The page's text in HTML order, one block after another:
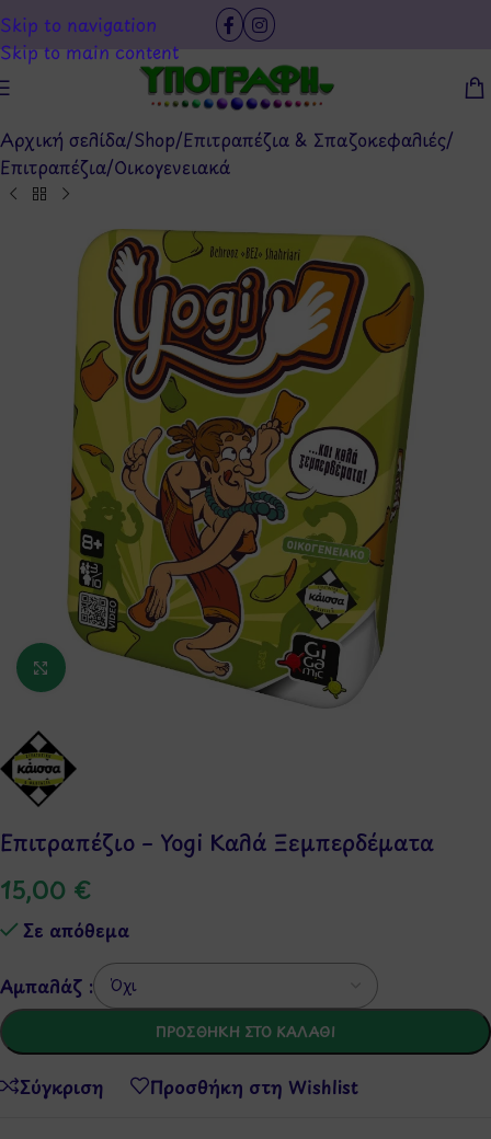
Skip to navigation
Skip to main content
Αρχική σελίδα/Shop/Επιτραπέζια & Σπαζοκεφαλιές/
Επιτραπέζια/Οικογενειακά
Κάντε κλικ για μεγέθυνση
Επιτραπέζιο – Yogi Καλά Ξεμπερδέματα
15,00 €
Σε απόθεμα
Αμπαλάζ :
ΠΡΟΣΘΉΚΗ ΣΤΟ ΚΑΛΆΘΙ
Σύγκριση Προσθήκη στη Wishlist